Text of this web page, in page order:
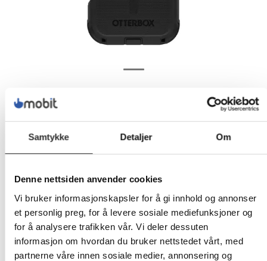
Samtykke Detaljer Om
Denne nettsiden anvender cookies
Vi bruker informasjonskapsler for å gi innhold og annonser
et personlig preg, for å levere sosiale mediefunksjoner og
for å analysere trafikken vår. Vi deler dessuten
informasjon om hvordan du bruker nettstedet vårt, med
partnerne våre innen sosiale medier, annonsering og
396,-
- +
LEGG I HANDLEVOGN